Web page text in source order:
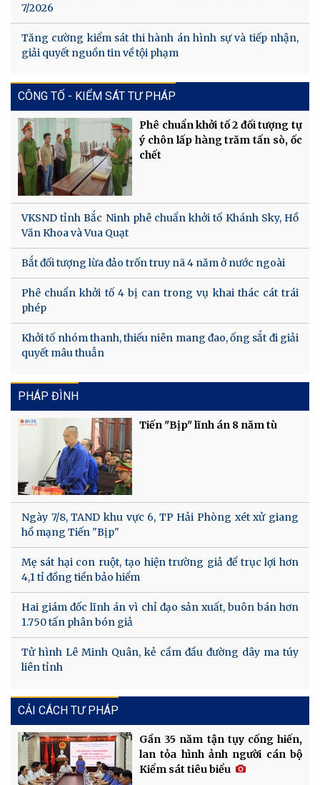
7/2026
Tăng cường kiểm sát thi hành án hình sự và tiếp nhận,
giải quyết nguồn tin về tội phạm
CÔNG TỐ - KIỂM SÁT TƯ PHÁP
Phê chuẩn khởi tố 2 đối tượng tự
ý chôn lấp hàng trăm tấn sò, ốc
chết
VKSND tỉnh Bắc Ninh phê chuẩn khởi tố Khánh Sky, Hồ
Văn Khoa và Vua Quạt
Bắt đối tượng lừa đảo trốn truy nã 4 năm ở nước ngoài
Phê chuẩn khởi tố 4 bị can trong vụ khai thác cát trái
phép
Khởi tố nhóm thanh, thiếu niên mang đao, ống sắt đi giải
quyết mâu thuẫn
PHÁP ĐÌNH
Tiến "Bịp" lĩnh án 8 năm tù
Ngày 7/8, TAND khu vực 6, TP Hải Phòng xét xử giang
hồ mạng Tiến "Bịp"
Mẹ sát hại con ruột, tạo hiện trường giả để trục lợi hơn
4,1 tỉ đồng tiền bảo hiểm
Hai giám đốc lĩnh án vì chỉ đạo sản xuất, buôn bán hơn
1.750 tấn phân bón giả
Tử hình Lê Minh Quân, kẻ cầm đầu đường dây ma túy
liên tỉnh
CẢI CÁCH TƯ PHÁP
Gần 35 năm tận tụy cống hiến,
lan tỏa hình ảnh người cán bộ
Kiểm sát tiêu biểu